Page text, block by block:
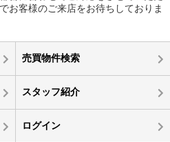
お客様のご来店をお待ちしておりま
売買物件検索
スタッフ紹介
ログイン